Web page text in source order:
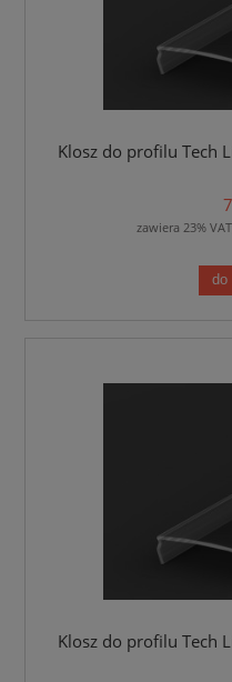
Klosz do profilu Tech
zawiera 23%
do
Klosz do profilu Tech